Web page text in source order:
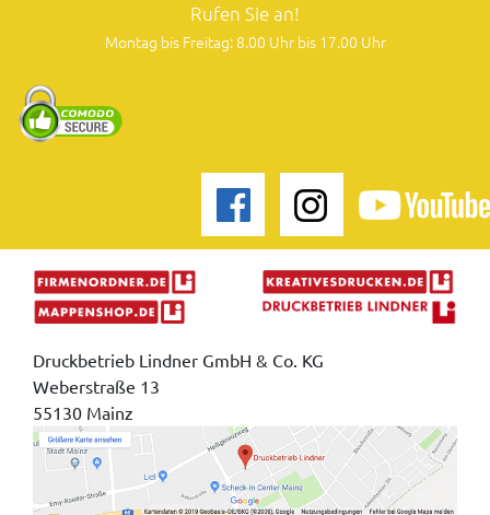
Rufen Sie an!
Montag bis Freitag: 8.00 Uhr bis 17.00 Uhr
Druckbetrieb Lindner GmbH & Co. KG
Weberstraße 13
55130 Mainz